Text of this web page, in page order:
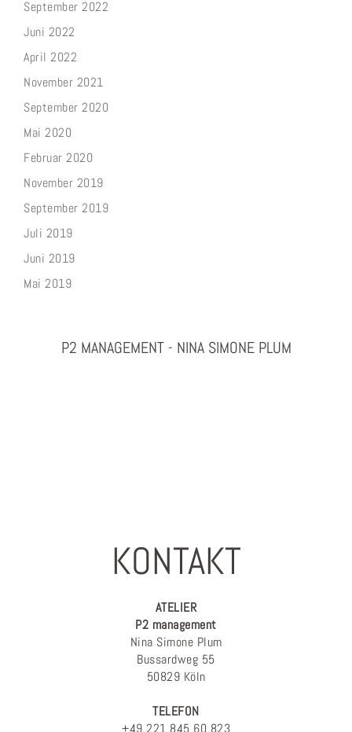
September 2022
Juni 2022
April 2022
November 2021
September 2020
Mai 2020
Februar 2020
November 2019
September 2019
Juli 2019
Juni 2019
Mai 2019
P2 MANAGEMENT - NINA SIMONE PLUM
KONTAKT
ATELIER
P2 management
Nina Simone Plum
Bussardweg 55
50829 Köln
TELEFON
+49 221 845 60 823